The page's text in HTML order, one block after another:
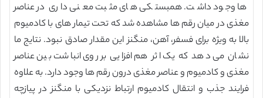
ها وجود داشت. همبستکی های مثبت معنی داری در عناصر
مغذی در میان رقم ها مشاهده شد که تحت تیمار های با کادمیوم
بالا به ویژه برای فسفر، آهن، منگنز این مقدار صادق نبود. نتایج ما
نشان می دهد که یک اثر هم افزایی بر روی انباشت بین عناصر
مغذی و کادمیوم و عناصر مغذی درون رقم ها وجود دارد. به علاوه
فرایند جذب و انتقال کادمیوم ارتباط نزدیکی با منگنز در پیازچه